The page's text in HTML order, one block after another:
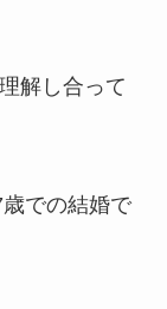
解し合って
での結婚で